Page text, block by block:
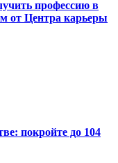
профессию в
от Центра карьеры
покройте до 104